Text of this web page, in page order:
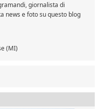
giornalista di
news e foto su questo blog
(MI)